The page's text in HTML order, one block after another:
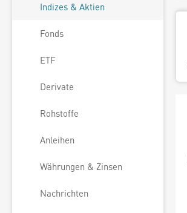
Indizes & Aktien
Fonds
ETF
Derivate
Rohstoffe
Anleihen
Währungen & Zinsen
Nachrichten